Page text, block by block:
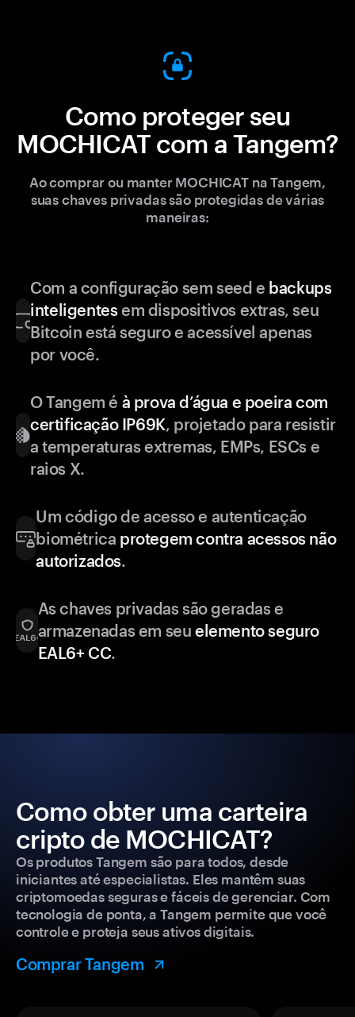
Como proteger seu
MOCHICAT com a Tangem?
Ao comprar ou manter MOCHICAT na Tangem,
suas chaves privadas são protegidas de várias
maneiras:
Com a configuração sem seed e backups
inteligentesem dispositivos extras, seu
Bitcoin está seguro e acessível apenas
por você.
O Tangem é à prova d’água e poeira com
certificação IP69K, projetado para resistir
a temperaturas extremas, EMPs, ESCs e
raios X.
Um código de acesso e autenticação
biométrica protegem contra acessos não
autorizados.
As chaves privadas são geradas e
armazenadas em seu elemento seguro
EAL6+ CC.
Como obter uma carteira
cripto de MOCHICAT?
Os produtos Tangem são para todos, desde
iniciantes até especialistas. Eles mantêm suas
criptomoedas seguras e fáceis de gerenciar. Com
tecnologia de ponta, a Tangem permite que você
controle e proteja seus ativos digitais.
Comprar Tangem